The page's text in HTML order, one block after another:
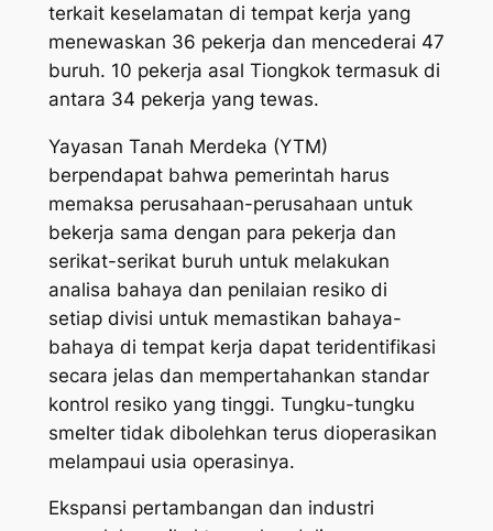
terkait keselamatan di tempat kerja yang
menewaskan 36 pekerja dan mencederai 47
buruh. 10 pekerja asal Tiongkok termasuk di
antara 34 pekerja yang tewas.
Yayasan Tanah Merdeka (YTM)
berpendapat bahwa pemerintah harus
memaksa perusahaan-perusahaan untuk
bekerja sama dengan para pekerja dan
serikat-serikat buruh untuk melakukan
analisa bahaya dan penilaian resiko di
setiap divisi untuk memastikan bahaya-
bahaya di tempat kerja dapat teridentifikasi
secara jelas dan mempertahankan standar
kontrol resiko yang tinggi. Tungku-tungku
smelter tidak dibolehkan terus dioperasikan
melampaui usia operasinya.
Ekspansi pertambangan dan industri